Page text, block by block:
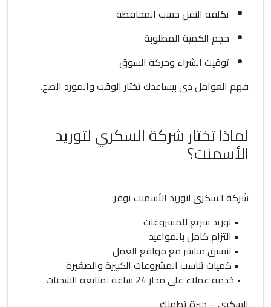
تكلفة النقل حسب المحافظة
حجم الكمية المطلوبة
توقيت الشراء وحركة السوق
فهم العوامل دي بيساعدك تختار الوقت والمورد الصح.
لماذا تختار شركة السكري لتوريد
الأسمنت؟
شركة السكري لتوريد الأسمنت توفر:
• توريد سريع للمشروعات
• التزام كامل بالمواعيد
• تنسيق مباشر مع مواقع العمل
• كميات تناسب المشروعات الكبيرة والصغيرة
• خدمة عملاء على مدار 24 ساعة لمتابعة الشحنات